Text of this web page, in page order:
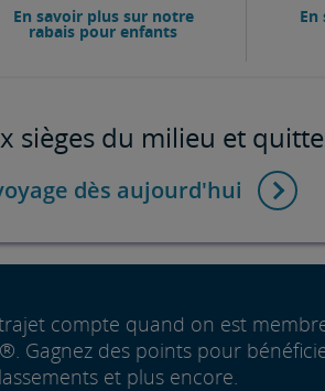
En savoir plus sur notre
rabais pour enfants
sièges du milieu et
dès aujourd'hui
compte quand on est
Gagnez des points pour
et plus encore.